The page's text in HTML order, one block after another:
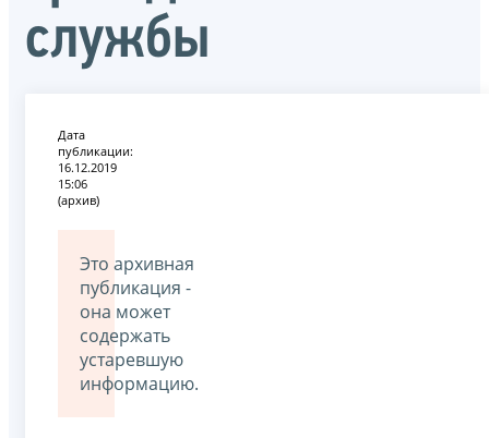
службы
Дата
публикации:
16.12.2019
15:06
(архив)
Это архивная
публикация -
она может
содержать
устаревшую
информацию.